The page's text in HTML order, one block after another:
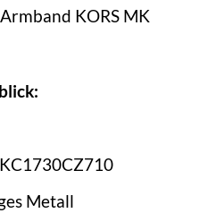
KORS MK
Metall